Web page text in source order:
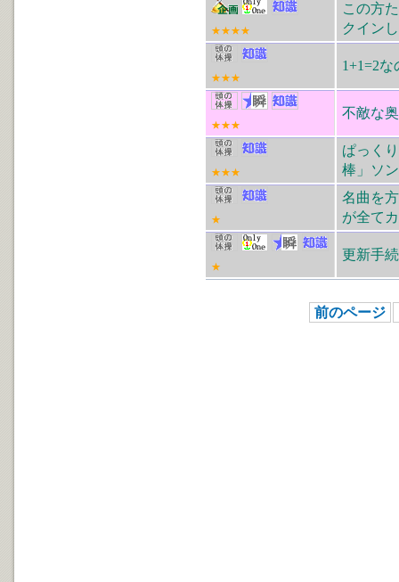
★★★★
この方
クイン
★★★
1+1=2
★★★
不敵な
★★★
ぱっく
棒」ソ
★
名曲を
が全て
★
更新手
前のページ